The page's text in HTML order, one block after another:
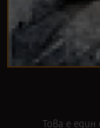
Това е